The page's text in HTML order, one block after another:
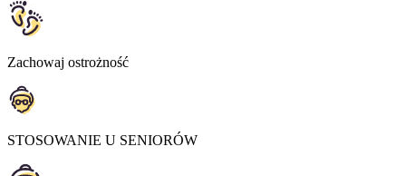
Zachowaj ostrożność
STOSOWANIE U SENIORÓW